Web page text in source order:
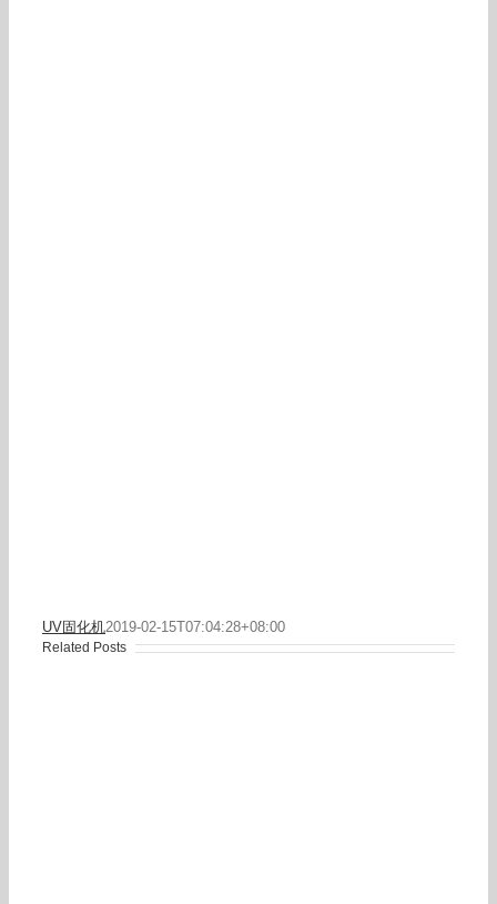
UV固化机2019-02-15T07:04:28+08:00
Related Posts